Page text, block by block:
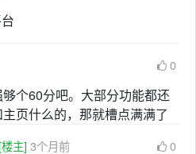
0
个60分吧。大部分功能都还
页什么的，那就槽点满满了
[楼主] 3个月前 0